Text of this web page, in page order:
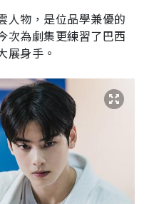
人物，是位品學兼優的
次為劇集更練習了巴西
展身手。